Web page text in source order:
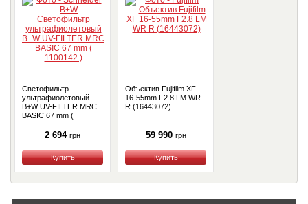
Светофильтр
ультрафиолетовый
B+W UV-FILTER MRC
BASIC 67 mm (
2 694 грн
Купить
Объектив Fujifilm XF
16-55mm F2.8 LM WR
R (16443072)
59 990 грн
Купить